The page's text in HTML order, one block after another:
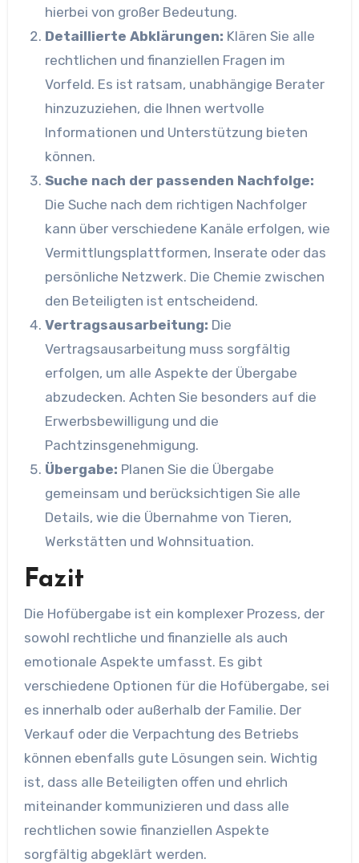
hierbei von großer Bedeutung.
Detaillierte Abklärungen: Klären Sie alle
rechtlichen und finanziellen Fragen im
Vorfeld. Es ist ratsam, unabhängige Berater
hinzuzuziehen, die Ihnen wertvolle
Informationen und Unterstützung bieten
können.
Suche nach der passenden Nachfolge:
Die Suche nach dem richtigen Nachfolger
kann über verschiedene Kanäle erfolgen, wie
Vermittlungsplattformen, Inserate oder das
persönliche Netzwerk. Die Chemie zwischen
den Beteiligten ist entscheidend.
Vertragsausarbeitung: Die
Vertragsausarbeitung muss sorgfältig
erfolgen, um alle Aspekte der Übergabe
abzudecken. Achten Sie besonders auf die
Erwerbsbewilligung und die
Pachtzinsgenehmigung.
Übergabe: Planen Sie die Übergabe
gemeinsam und berücksichtigen Sie alle
Details, wie die Übernahme von Tieren,
Werkstätten und Wohnsituation.
Fazit
Die Hofübergabe ist ein komplexer Prozess, der
sowohl rechtliche und finanzielle als auch
emotionale Aspekte umfasst. Es gibt
verschiedene Optionen für die Hofübergabe, sei
es innerhalb oder außerhalb der Familie. Der
Verkauf oder die Verpachtung des Betriebs
können ebenfalls gute Lösungen sein. Wichtig
ist, dass alle Beteiligten offen und ehrlich
miteinander kommunizieren und dass alle
rechtlichen sowie finanziellen Aspekte
sorgfältig abgeklärt werden.